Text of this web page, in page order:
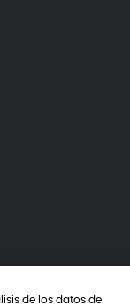
de los datos de